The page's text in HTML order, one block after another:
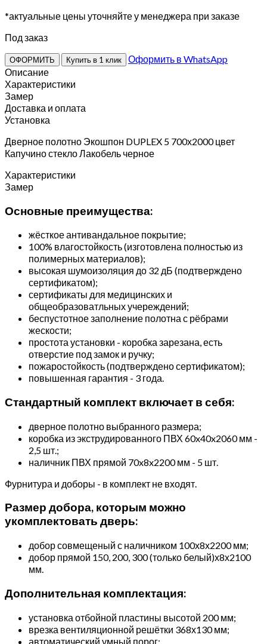
*актуальные цены уточняйте у менеджера при заказе
Под заказ
ОФОРМИТЬ Купить в 1 клик
Оформить в WhatsApp
Описание
Характеристики
Замер
Доставка и оплата
Установка
Дверное полотно Экошпон DUPLEX 5 700х2000 цвет
Капучино стекло Лакобель черное
Характеристики
Замер
Основные преимущества:
жёсткое антивандальное покрытие;
100% влагостойкость (изготовлена полностью из
полимерных материалов);
высокая шумоизоляция до 32 дБ (подтверждено
сертификатом);
сертификаты для медицинских и
общеобразоватльных учереждений;
беспустотное заполнение полотна с рёбрами
жескости;
простота установки - коробка зарезана, есть
отверстие под замок и ручку;
пожаростойкость (подтверждено сертификатом);
повышенная гарантия - 3 года.
Стандартный комплект включает в себя:
дверное полотно выбранного размера;
коробка из экструдированного ПВХ 60x40x2060 мм -
2,5 шт.;
наличник ПВХ прямой 70x8x2200 мм - 5 шт.
Фурнитура и доборы - в комплект не входят.
Размер добора, которым можно
укомплектовать дверь:
добор совмещеный с наличником 100х8х2200 мм;
добор прямой 150, 200, 300 (только белый)х8х2100
мм.
Дополнительная комплектация:
установка отбойной пластины высотой 200 мм;
врезка вентиляционной решётки 368х130 мм;
автоматический умный порог;